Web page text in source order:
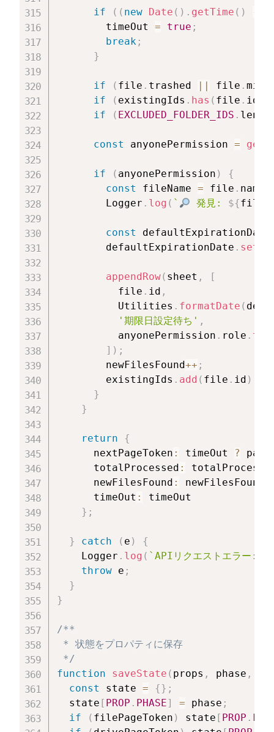
if ( ( new Date ( ) . getTime ( ) -
        timeOut
= true ;
break ;
}
if ( file . trashed || file .
if
( existingIds . has ( file . id
if
( EXCLUDED_FOLDER_IDS .
const anyonePermission =
if ( anyonePermission )
{
const
fileName = file . name
        Logger
. log ( ` 発見: ${
const
        defaultExpirationDate
.
appendRow( sheet ,
[
          file
. id ,
          Utilities
. formatDate (
'期限日設定待ち' ,
          anyonePermission
. role .
] ) ;
        newFilesFound
++ ;
        existingIds
. add ( file . id )
}
}
return
{
      nextPageToken
: timeOut ?
      totalProcessed
:
      newFilesFound
: newFilesFound
      timeOut
:
timeOut
} ;
} catch ( e )
{
    Logger
. log ( `APIリクエストエラー:
throw e ;
}
}
/**
* 状態をプロパティに保存
*/
function
saveState ( props , phase ,
const
state = {} ;
  state
[ PROP . PHASE] = phase ;
if
( filePageToken ) state [ PROP .